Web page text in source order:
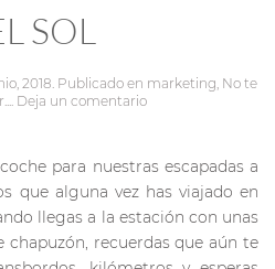
SOL
2018. Publicado en marketing, No te
. Deja un comentario
para nuestras escapadas a
que alguna vez has viajado en
llegas a la estación con unas
chapuzón, recuerdas que aún te